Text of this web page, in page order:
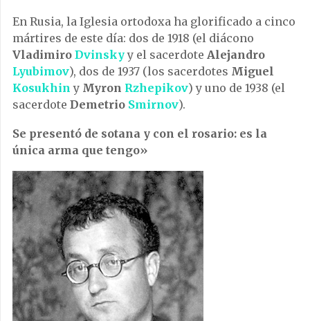
En Rusia, la Iglesia ortodoxa ha glorificado a cinco
mártires de este día: dos de 1918 (el diácono
Vladimiro Dvinskyy el sacerdote Alejandro
Lyubimov), dos de 1937 (los sacerdotes Miguel
Kosukhin y Myron Rzhepikov) y uno de 1938 (el
sacerdote Demetrio Smirnov).
Se presentó de sotana y con el rosario: es la
única arma que tengo»